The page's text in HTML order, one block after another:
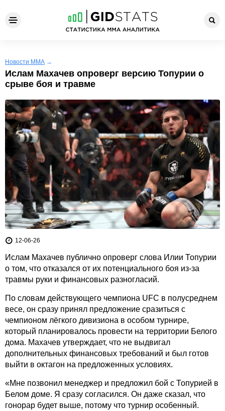
Новости ММА →
Ислам Махачев опроверг версию Топурии о
срыве боя и травме
12-06-26
Ислам Махачев публично опроверг слова Илии Топурии
о том, что отказался от их потенциального боя из-за
травмы руки и финансовых разногласий.
По словам действующего чемпиона UFC в полусреднем
весе, он сразу принял предложение сразиться с
чемпионом лёгкого дивизиона в особом турнире,
который планировалось провести на территории Белого
дома. Махачев утверждает, что не выдвигал
дополнительных финансовых требований и был готов
выйти в октагон на предложенных условиях.
«Мне позвонил менеджер и предложил бой с Топурией в
Белом доме. Я сразу согласился. Он даже сказал, что
гонорар будет выше, потому что турнир особенный.